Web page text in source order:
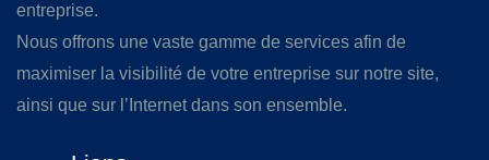
entreprise.
Nous offrons une vaste gamme de services afin de
maximiser la visibilité de votre entreprise sur notre site,
ainsi que sur l’Internet dans son ensemble.